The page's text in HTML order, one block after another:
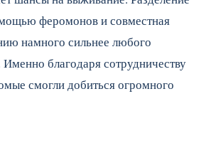
феромонов и совместная
намного сильнее любого
благодаря сотрудничеству
смогли добиться огромного